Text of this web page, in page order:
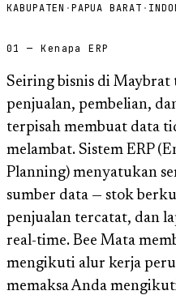
KABUPATEN ·PAPUA BARAT ·
01 — Kenapa ERP
Seiring bisnis di
penjualan, pembelian,
terpisah membuat data
melambat. Sistem ERP
Planning) menyatukan
sumber data — stok
penjualan tercatat, dan
real-time. Bee Mata
mengikuti alur kerja
memaksa Anda